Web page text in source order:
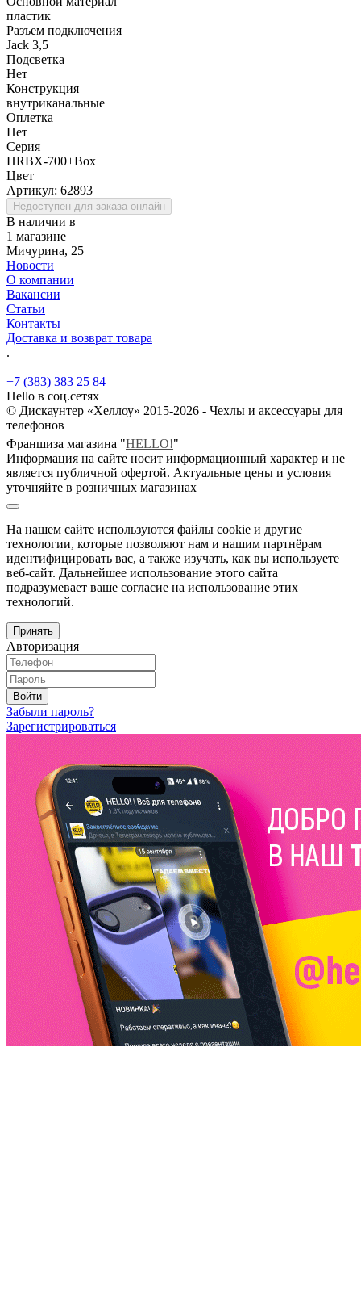
пластик
Разъем подключения
Jack 3,5
Подсветка
Нет
Конструкция
внутриканальные
Оплетка
Нет
Серия
HRBX-700+Box
Цвет
Артикул: 62893
Недоступен для заказа онлайн
В наличии в
1 магазине
Мичурина, 25
Новости
О компании
Вакансии
Статьи
Контакты
Доставка и возврат товара
.
+7 (383) 383 25 84
Hello в соц.сетях
© Дискаунтер «Хеллоу» 2015-2026 - Чехлы и аксессуары для
телефонов
Франшиза магазина "HELLO!"
Информация на сайте носит информационный характер и не
является публичной офертой. Актуальные цены и условия
уточняйте в розничных магазинах
На нашем сайте используются файлы cookie и другие
технологии, которые позволяют нам и нашим партнёрам
идентифицировать вас, а также изучать, как вы используете
веб-сайт. Дальнейшее использование этого сайта
подразумевает ваше согласие на использование этих
технологий.
Принять
Авторизация
Войти
Забыли пароль?
Зарегистрироваться